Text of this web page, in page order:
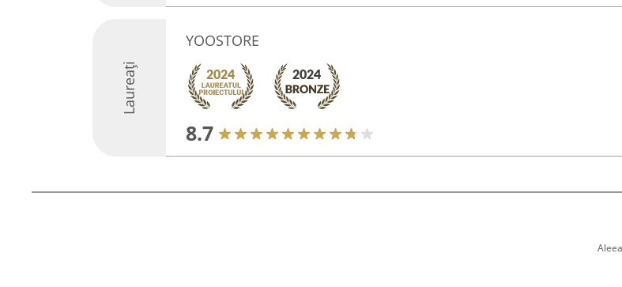
Laureați
YOOSTORE
8.7